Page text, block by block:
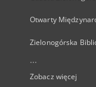
Otwarty
Zielonogórska
...
Zobacz więcej